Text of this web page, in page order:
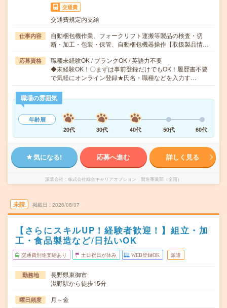
交通費
交通費規定内支給
仕事内容
自動梱包機作業、フォークリフト運搬等製品の検査・切
断・加工・包装・保管、自動梱包機器操作【取扱製品情…
応募資格
職種未経験OK / ブランクOK / 英語力不要
◆未経験OK！〇まずは事前登録だけでもOK！履歴書不要
で気軽にオンライン登録★氏名・職種などを入力す…
職場の雰囲気
年齢層
20代
30代 40代 50代 60代
気になる! 応募へ進む 詳しく見る
派遣会社 株式会社綜合キャリアオプション 製造事業部（全国）
未読 掲載日 2026/08/07
【さらにスキルUP！経験者歓迎！】組立・加
工・食品製造など/日払いOK
交通費別途支給あり 土日祝日が休み WEB登録OK 派遣
勤務地
長野県東御市
滋野駅から徒歩15分
曜日頻度 月～金